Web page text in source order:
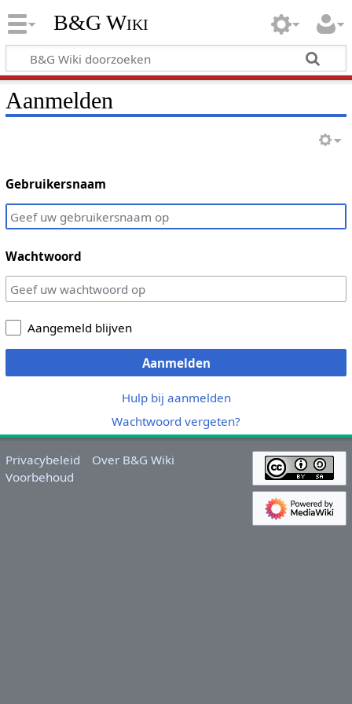
B&G Wiki
Aanmelden
Gebruikersnaam
Wachtwoord
Aangemeld blijven
Aanmelden
Hulp bij aanmelden
Wachtwoord vergeten?
Privacybeleid
Over B&G Wiki
Voorbehoud